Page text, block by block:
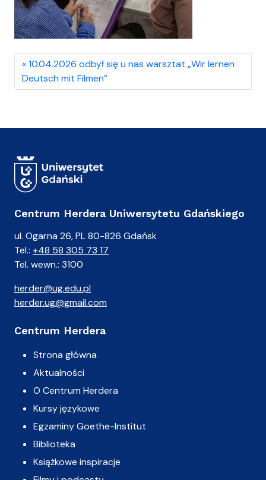
10.04.2026 odbył się u nas warsztat „Wir lernen
Deutsch mit Filmen”
Centrum Herdera Uniwersytetu Gdańskiego
ul. Ogarna 26, PL 80-826 Gdańsk
Tel.: +48 58 305 73 17
Tel. wewn.: 3100
herder@ug.edu.pl
herder.ug@gmail.com
Centrum Herdera
Strona główna
Aktualności
O Centrum Herdera
Kursy językowe
Egzaminy Goethe-Institut
Biblioteka
Książkowe inspiracje